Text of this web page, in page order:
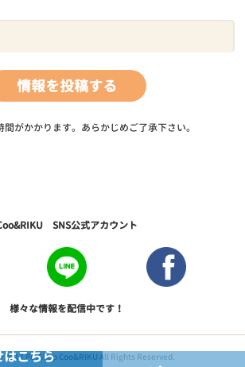
がかかります。あらかじめご了承下さい。
こちら
SNS公式アカウント
様々な情報を配信中です！
2017 PetShop Coo&RIKU All Rights Reserved.